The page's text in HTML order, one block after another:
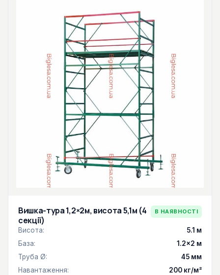
Вишка-тура 1,2×2м, висота 5,1м (4
секції)
В НАЯВНОСТІ
Висота:
5.1 м
База:
1.2×2 м
Труба Ø:
45 мм
Навантаження:
200 кг/м²